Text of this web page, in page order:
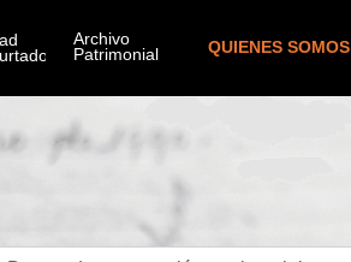
QUIENES SOMOS